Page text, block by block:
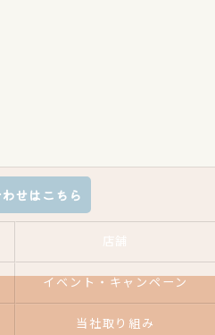
せはこちら
イベント・キャンペーン
当社取り組み